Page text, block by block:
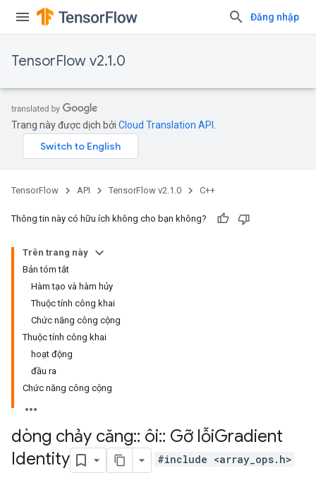
Đăng nhập
TensorFlow v2.1.0
Trang này được dịch bởi Cloud Translation API
TensorFlow API TensorFlow v2.1.0 C++
Thông tin này có hữu ích không cho bạn không?
Trên trang này
Bản tóm tắt
Hàm tạo và hàm hủy
Thuộc tính công khai
Chức năng công cộng
Thuộc tính công khai
hoạt động
đầu ra
Chức năng công cộng
dòng chảy căng:: ôi:: Gỡ lỗiGradient
Identity
#include <array_ops.h>